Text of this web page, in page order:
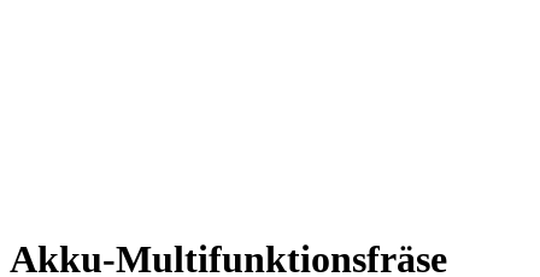
Akku-Multifunktionsfräse